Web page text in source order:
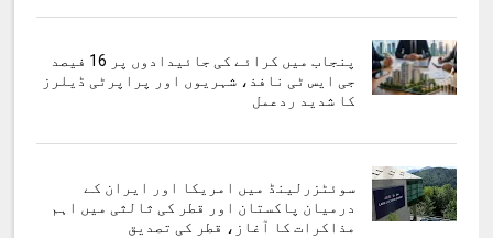
پنجاب میں کرائے کی جائیدادوں پر 16 فیصد
جی ایس ٹی نافذ، شہریوں اور پراپرٹی ڈیلرز
کا شدید ردعمل
سوئٹزرلینڈ میں امریکا اور ایران کے
درمیان پاکستان اور قطر کی ثالثی میں اہم
مذاکرات کا آغاز، قطر کی تصدیق